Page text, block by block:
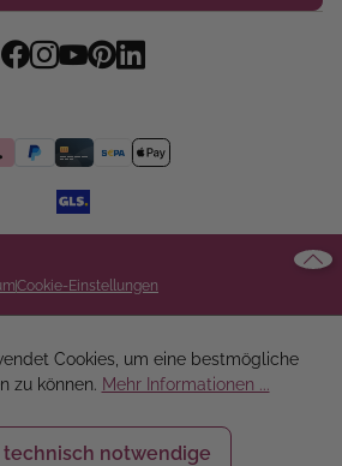
Cookie-Einstellungen
Cookies, um eine bestmögliche
zu können. Mehr Informationen ...
technisch notwendige